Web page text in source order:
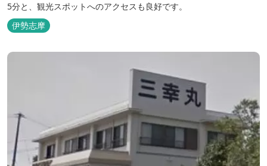
5分と、観光スポットへのアクセスも良好です。
伊勢志摩